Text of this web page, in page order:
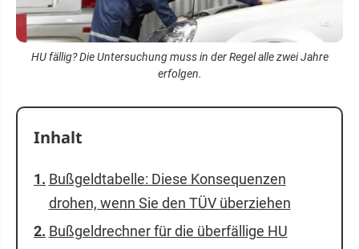
HU fällig? Die Untersuchung muss in der Regel alle zwei Jahre
erfolgen.
Inhalt
Bußgeldtabelle: Diese Konsequenzen
drohen, wenn Sie den TÜV überziehen
Bußgeldrechner für die überfällige HU